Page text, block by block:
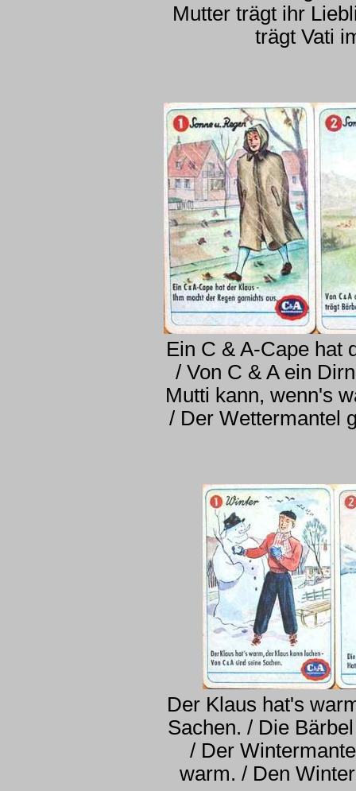
Mutter trägt ihr
trägt Vati
Ein C & A-Cape hat
/ Von C & A ein
Mutti kann, wenn's
/ Der Wettermantel
Der Klaus hat's
Sachen. / Die
/ Der
warm. / Den